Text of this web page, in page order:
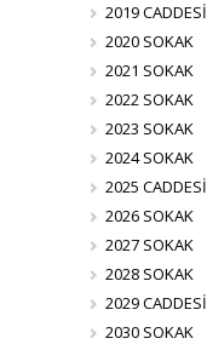
2019 CADDESİ
2020 SOKAK
2021 SOKAK
2022 SOKAK
2023 SOKAK
2024 SOKAK
2025 CADDESİ
2026 SOKAK
2027 SOKAK
2028 SOKAK
2029 CADDESİ
2030 SOKAK